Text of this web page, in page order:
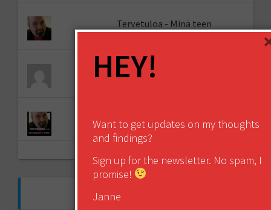
Tervetuloa - Minä teen
Lapponia Jewelry’s The Next Episode
Minicast - the Future of Opinion
RECENT COMMENTS
HEY!
Want to get updates on my thoughts
and findings?
Sign up for the newsletter. No spam, I
promise!
Janne